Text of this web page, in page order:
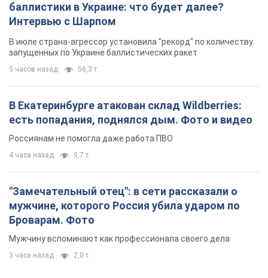
баллистики в Украине: что будет далее?
Интервью с Шарпом
В июле страна-агрессор установила "рекорд" по количеству
запущенных по Украине баллистических ракет
5 часов назад 56,3 т.
В Екатеринбурге атакован склад Wildberries:
есть попадания, поднялся дым. Фото и видео
Россиянам не помогла даже работа ПВО
4 часа назад 9,7 т.
"Замечательный отец": в сети рассказали о
мужчине, которого Россия убила ударом по
Броварам. Фото
Мужчину вспоминают как профессионала своего дела
3 часа назад 2,0 т.